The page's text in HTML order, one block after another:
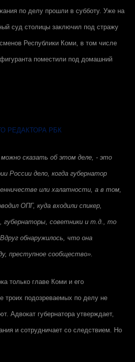
по делу прошли в субботу. Уже на
суд столицы заключил под стражу
Республики Коми, в том числе
поместили под домашний
РЕДАКТОРА РБК
сказать об этом деле, - это
России дело, когда губернатор
или халатности, а в том,
ОПГ, куда входили спикер,
губернаторы, советники и т.д., то
обнаружилось, что она
преступное сообщество».
только главе Коми и его
троих подозреваемых по делу не
Адвокат губернатора утверждает,
и сотрудничает со следствием. Но